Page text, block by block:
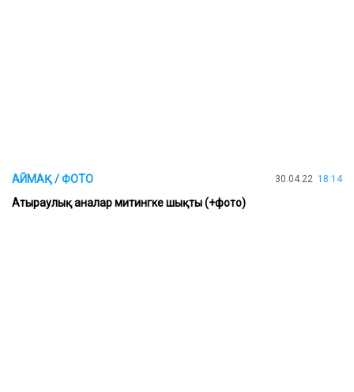
АЙМАҚ / ФОТО 30.04.22 18:14
Атыраулық аналар митингке шықты (+фото)